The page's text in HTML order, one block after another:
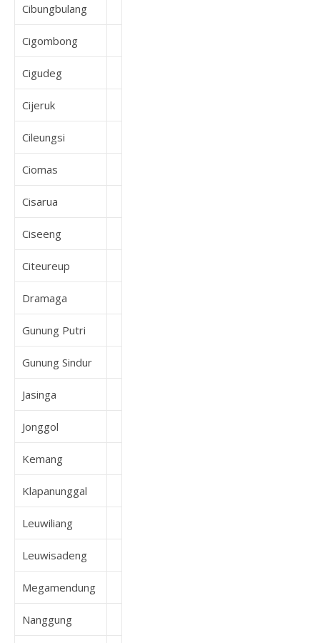
Cibungbulang
Cigombong
Cigudeg
Cijeruk
Cileungsi
Ciomas
Cisarua
Ciseeng
Citeureup
Dramaga
Gunung Putri
Gunung Sindur
Jasinga
Jonggol
Kemang
Klapanunggal
Leuwiliang
Leuwisadeng
Megamendung
Nanggung